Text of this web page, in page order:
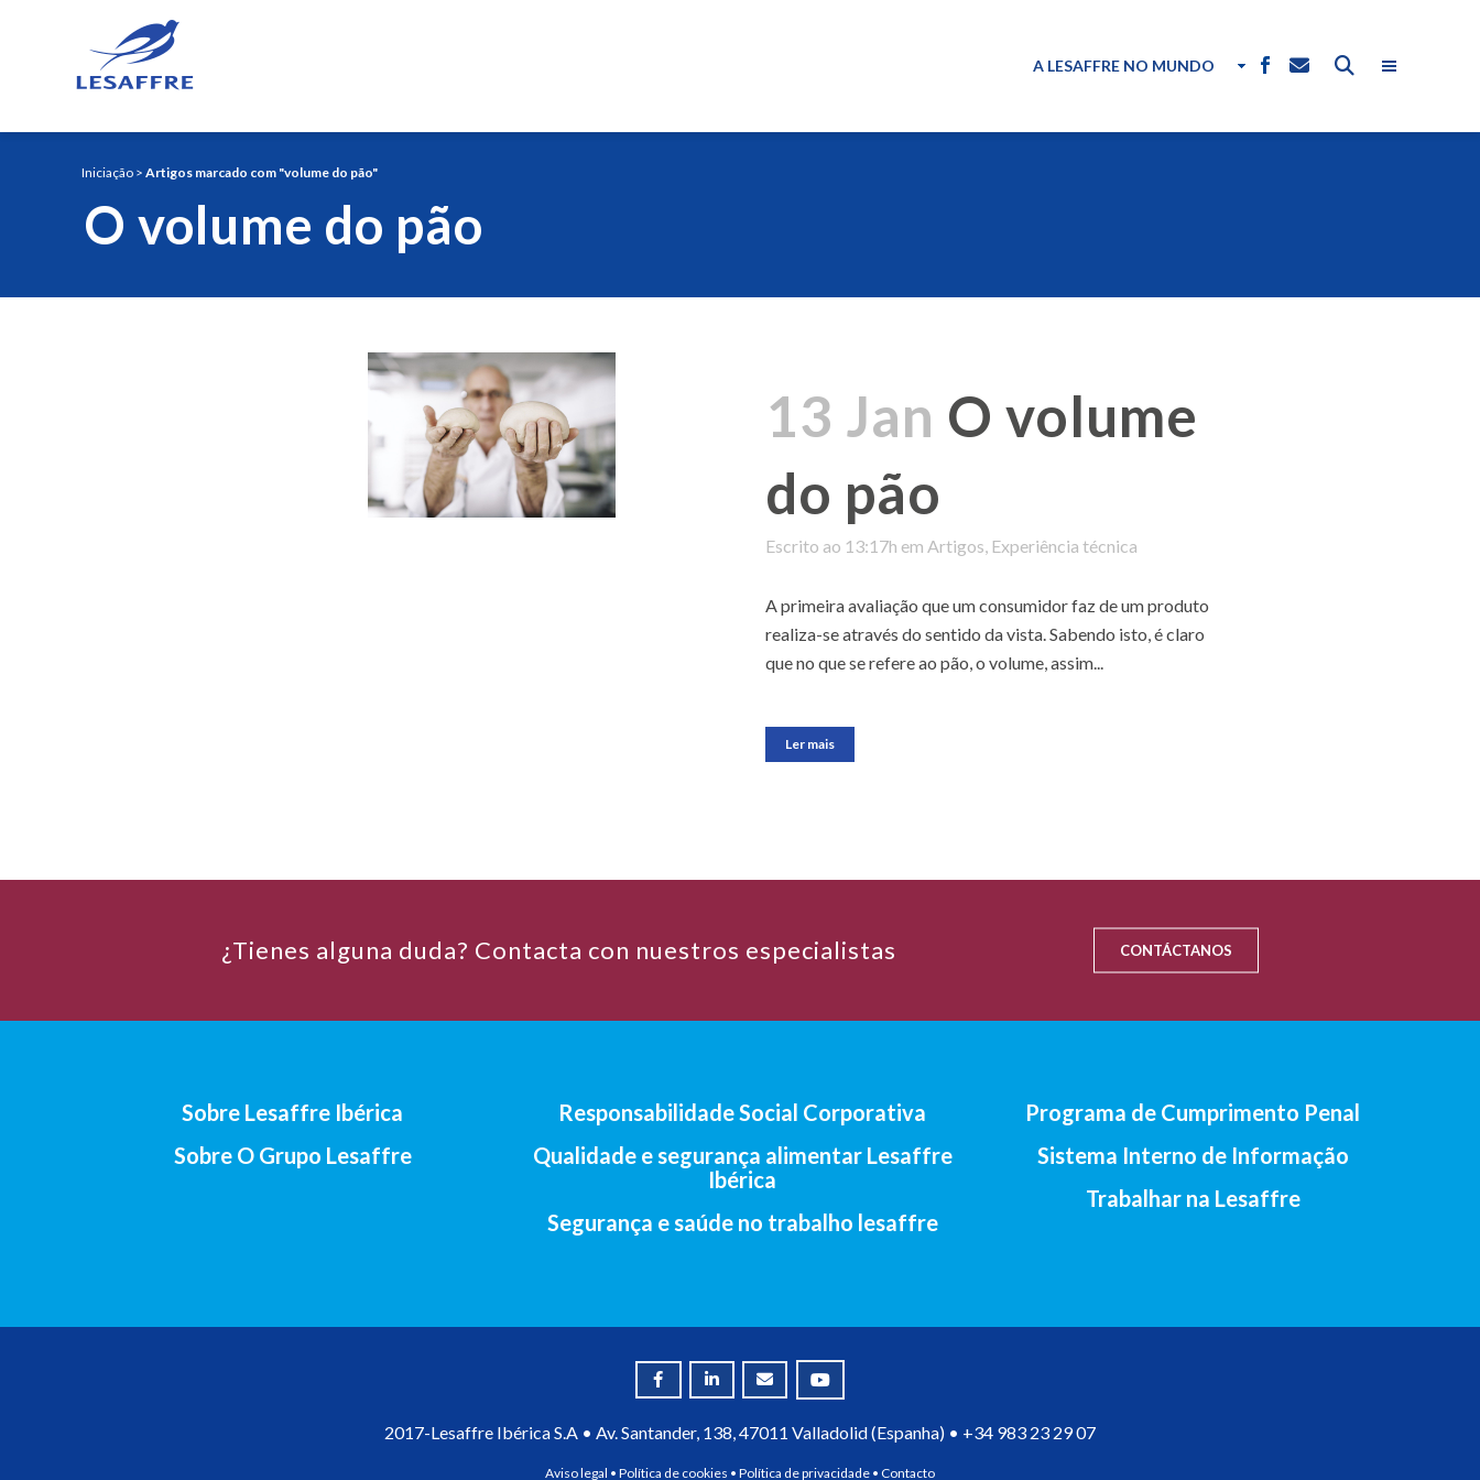
A LESAFFRE NO MUNDO
O volume do pão
Iniciação> Artigos marcado com "volume do pão"
13 Jan O volume
do pão
Escrito ao 13:17h em Artigos, Experiência técnica
A primeira avaliação que um consumidor faz de um produto
realiza-se através do sentido da vista. Sabendo isto, é claro
que no que se refere ao pão, o volume, assim...
Ler mais
¿Tienes alguna duda? Contacta con nuestros especialistas CONTÁCTANOS
Sobre Lesaffre Ibérica
Sobre O Grupo Lesaffre
Responsabilidade Social Corporativa
Qualidade e segurança alimentar Lesaffre
Ibérica
Segurança e saúde no trabalho lesaffre
Programa de Cumprimento Penal
Sistema Interno de Informação
Trabalhar na Lesaffre
2017-Lesaffre Ibérica S.A • Av. Santander, 138, 47011 Valladolid (Espanha) • +34 983 23 29 07
Aviso legal • Política de cookies • Política de privacidade • Contacto